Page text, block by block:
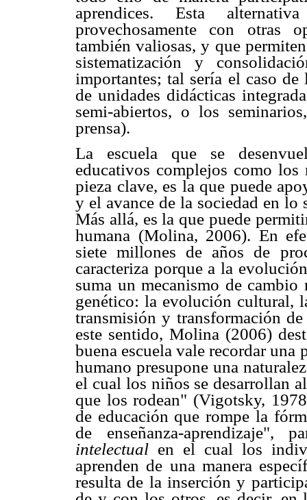
aprendices. Esta
provechosamente con otras
también valiosas, y que
sistematización y
importantes; tal sería el caso
de unidades didácticas
semi-abiertos, o los
prensa).
La escuela que se
educativos complejos como
pieza clave, es la que puede
y el avance de la sociedad en
Más allá, es la que puede
humana (Molina, 2006). En
siete millones de años de
caracteriza porque a la
suma un mecanismo de
genético: la evolución cultural,
transmisión y transformación
este sentido, Molina (2006)
buena escuela vale recordar
humano presupone una
el cual los niños se desarrollan
que los rodean" (Vigotsky,
de educación que rompe la
de enseñanza-aprendizaje",
intelectual en el cual los
aprenden de una manera
resulta de la inserción y